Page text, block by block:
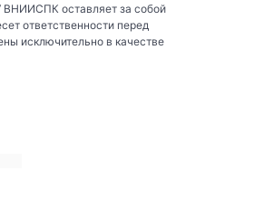
ВНИИСПК оставляет за собой
ответственности перед
исключительно в качестве